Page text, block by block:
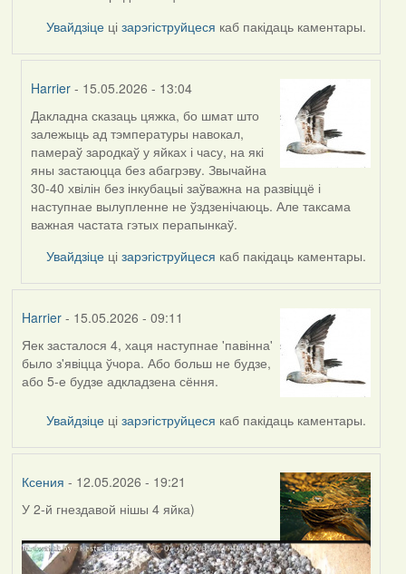
Увайдзіце цізарэгіструйцеся каб пакідаць каментары.
Harrier - 15.05.2026 - 13:04
In
reply
to
by
Burry
Дакладна сказаць цяжка, бо шмат што
залежыць ад тэмпературы навокал,
памераў зародкаў у яйках і часу, на які
яны застаюцца без абагрэву. Звычайна
30-40 хвілін без інкубацыі заўважна на развіццё і
наступнае вылупленне не ўздзенічаюць. Але таксама
важная частата гэтых перапынкаў.
Увайдзіце цізарэгіструйцеся каб пакідаць каментары.
Harrier- 15.05.2026 - 09:11
Яек засталося 4, хаця наступнае 'павінна'
было з'явіцца ўчора. Або больш не будзе,
або 5-е будзе адкладзена сёння.
Увайдзіце цізарэгіструйцеся каб пакідаць каментары.
Ксения - 12.05.2026 - 19:21
У 2-й гнездавой нішы 4 яйка)